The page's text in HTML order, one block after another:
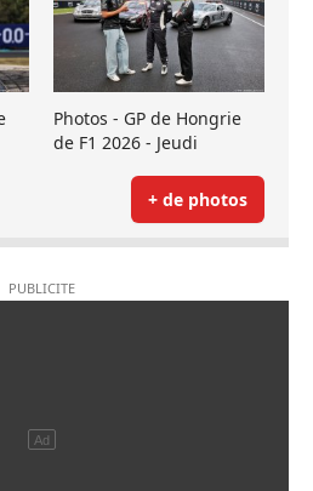
Photos - GP de Hongrie
de F1 2026 - Jeudi
+ de photos